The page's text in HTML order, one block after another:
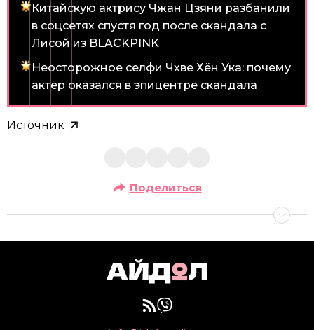
Китайскую актрису Чжан Цзяни разбанили
в соцсетях спустя год после скандала с
Лисой из BLACKPINK
Неосторожное селфи Чхве Хён Ука: почему
актёр оказался в эпицентре скандала
Источник
Поделиться